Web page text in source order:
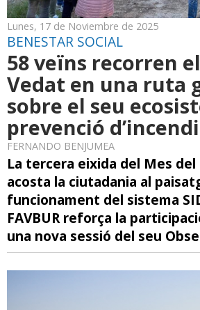
Lunes, 17 de Noviembre de 2025
BENESTAR SOCIAL
58 veïns recorren
Vedat en una ruta
sobre el seu
prevenció
FERNANDO BENJUMEA
La tercera eixida del Mes
acosta la ciutadania al
funcionament del sistema
FAVBUR reforça la
una nova sessió del seu